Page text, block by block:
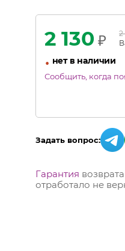
2 130 ₽ 2
• нет в наличии
Сообщить, когда
Задать вопрос:
Гарантия
отработало не